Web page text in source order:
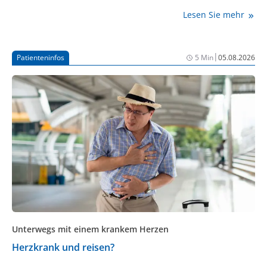
werden, dass er in den 90er-Jahren für deutlich
Arbeitslosigkeit durchstehen musste“, betonte
Kretschmer in Dresden und verbreitete diese
Botschaft auch auf der Plattform X.
Lesen Sie mehr
Patienteninfos 5 Min|05.08.2026
Unterwegs mit einem krankem Herzen
Herzkrank und reisen?